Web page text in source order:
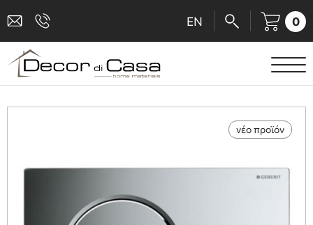
EN 0
ΕΙΔΗ ΥΓΙΕΙΝΗΣ
νέο προϊόν